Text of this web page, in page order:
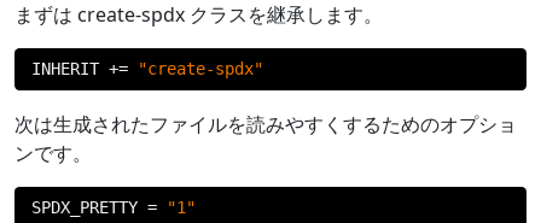
まずは create-spdx クラスを継承します。
INHERIT += "create-spdx"
次は生成されたファイルを読みやすくするためのオプショ
ンです。
SPDX_PRETTY = "1"